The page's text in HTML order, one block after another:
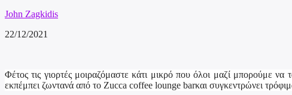
John Zagkidis
22/12/2021
Φέτος τις γιορτές μοιραζόμαστε κάτι μικρό που όλοι μαζί μπορούμε
εκπέμπει ζωντανά από το Zucca coffee lounge barκαι συγκεντρώνει